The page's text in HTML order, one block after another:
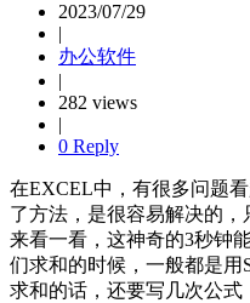
2023/07/29
|
办公软件
|
282 views
|
0 Reply
在EXCEL中，有很多问题
了方法，是很容易解决的
来看一看，这神奇的3秒钟
们求和的时候，一般都是
求和的话，还要写几次公